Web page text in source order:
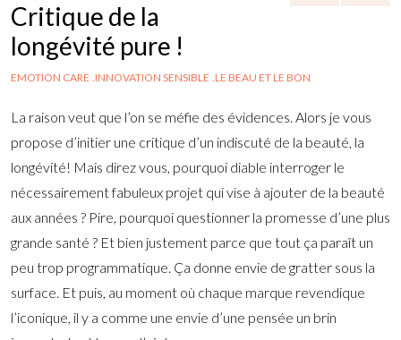
Critique de la
longévité pure !
EMOTION CARE INNOVATION SENSIBLE LE BEAU ET LE BON
La raison veut que l’on se méfie des évidences. Alors je vous
propose d’initier une critique d’un indiscuté de la beauté, la
longévité! Mais direz vous, pourquoi diable interroger le
nécessairement fabuleux projet qui vise à ajouter de la beauté
aux années ? Pire, pourquoi questionner la promesse d’une plus
grande santé ? Et bien justement parce que tout ça paraît un
peu trop programmatique. Ça donne envie de gratter sous la
surface. Et puis, au moment où chaque marque revendique
l’iconique, il y a comme une envie d’une pensée un brin